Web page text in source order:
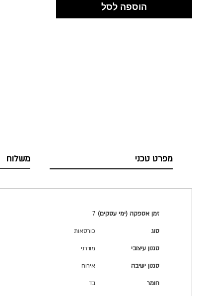
הוספה לסל
מפרט טכני
זמן אספקה (ימי עסקים) 7
סוג כורסאות
סגנון עיצובי מודרני
סגנון ישיבה אירוח
חומר בד
משלוח